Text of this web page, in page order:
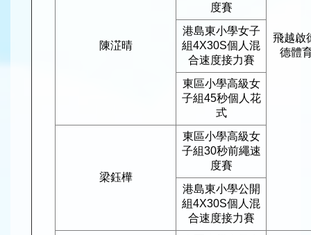
飛越啟
德體
陳淽晴
度賽
港島東小學女子
組4X30S個人混
合速度接力賽
東區小學高級女
子組45秒個人花
式
梁鈺樺
東區小學高級女
子組30秒前繩速
度賽
港島東小學公開
組4X30S個人混
合速度接力賽